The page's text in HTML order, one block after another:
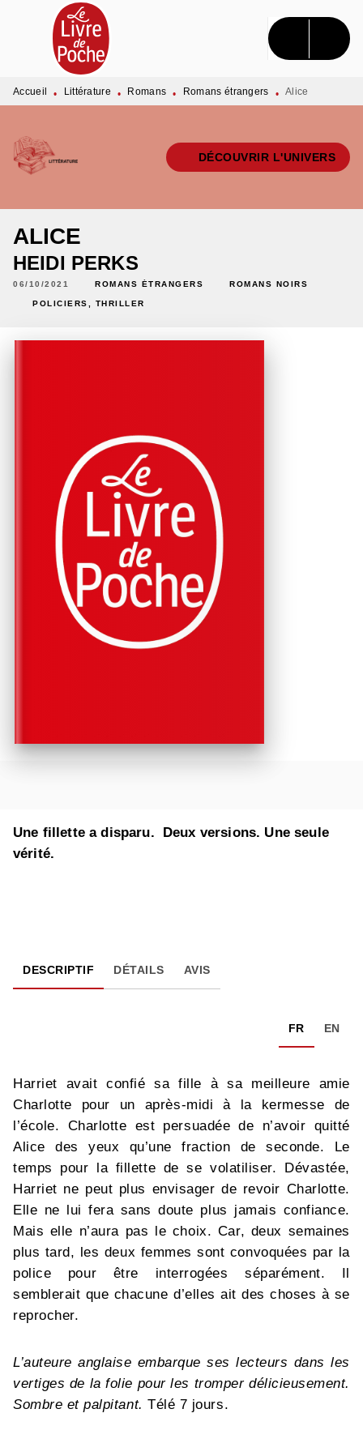
MENU RECHERCHE CONTENU
PIED DE PAGE
Accueil • Littérature • Romans • Romans étrangers • Alice
DÉCOUVRIR L'UNIVERS
ALICE
HEIDI PERKS
06/10/2021 ROMANS ÉTRANGERS ROMANS NOIRS
POLICIERS, THRILLER
Une fillette a disparu. Deux versions. Une seule
vérité.
DESCRIPTIF DÉTAILS AVIS
FR EN
Harriet avait confié sa fille à sa meilleure amie
Charlotte pour un après-midi à la kermesse de
l’école. Charlotte est persuadée de n’avoir quitté
Alice des yeux qu’une fraction de seconde. Le
temps pour la fillette de se volatiliser. Dévastée,
Harriet ne peut plus envisager de revoir Charlotte.
Elle ne lui fera sans doute plus jamais confiance.
Mais elle n’aura pas le choix. Car, deux semaines
plus tard, les deux femmes sont convoquées par la
police pour être interrogées séparément. Il
semblerait que chacune d’elles ait des choses à se
reprocher.
L’auteure anglaise embarque ses lecteurs dans les
vertiges de la folie pour les tromper délicieusement.
Sombre et palpitant.Télé 7 jours.